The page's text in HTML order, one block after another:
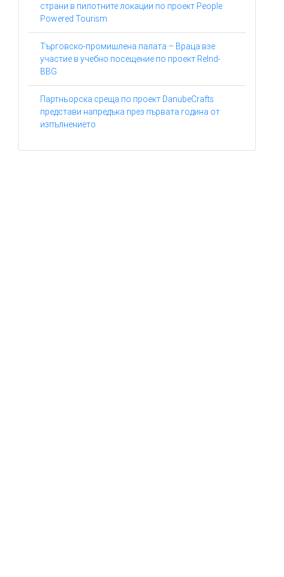
страни в пилотните локации по проект People
Powered Tourism
Търговско-промишлена палата – Враца взе
участие в учебно посещение по проект ReInd-
BBG
Партньорска среща по проект DanubeCrafts
представи напредъка през първата година от
изпълнението